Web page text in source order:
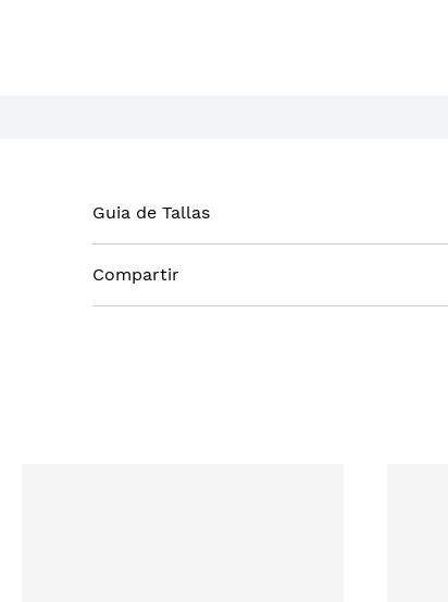
Guia de Tallas
Compartir